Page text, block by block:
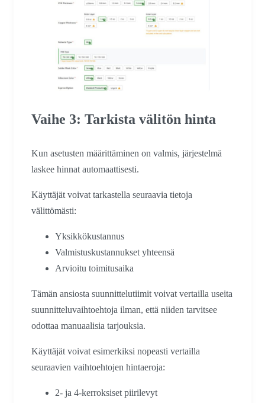
Vaihe 3: Tarkista välitön hinta
Kun asetusten määrittäminen on valmis, järjestelmä
laskee hinnat automaattisesti.
Käyttäjät voivat tarkastella seuraavia tietoja
välittömästi:
Yksikkökustannus
Valmistuskustannukset yhteensä
Arvioitu toimitusaika
Tämän ansiosta suunnittelutiimit voivat vertailla useita
suunnitteluvaihtoehtoja ilman, että niiden tarvitsee
odottaa manuaalisia tarjouksia.
Käyttäjät voivat esimerkiksi nopeasti vertailla
seuraavien vaihtoehtojen hintaeroja:
2- ja 4-kerroksiset piirilevyt